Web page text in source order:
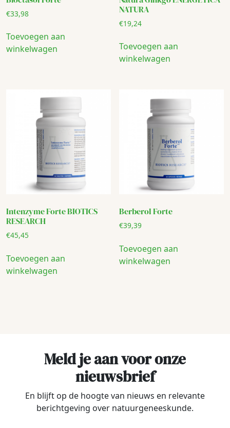
€33,98
Toevoegen aan
winkelwagen
NATURA
€19,24
Toevoegen aan
winkelwagen
Intenzyme Forte BIOTICS
RESEARCH
€45,45
Toevoegen aan
winkelwagen
Berberol Forte
€39,39
Toevoegen aan
winkelwagen
Meld je aan voor onze
nieuwsbrief
En blijft op de hoogte van nieuws en relevante
berichtgeving over natuurgeneeskunde.